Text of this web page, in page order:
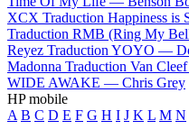
XCX Traduction Happiness is
Traduction RMB (Ring My
Reyez Traduction YOYO —
Madonna Traduction Van
WIDE AWAKE — Chris Grey
HP mobile
A B C D E F G H I J K L M N